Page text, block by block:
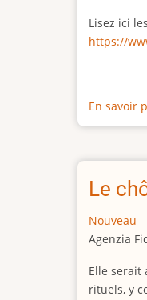
Lisez ici
https://
En savoir
Le
Nouveau
Agenzia
Elle serait
rituels, y